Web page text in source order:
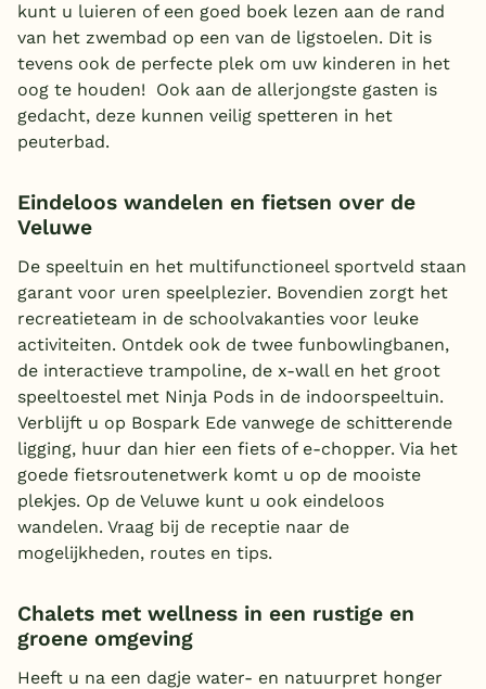
kunt u luieren of een goed boek lezen aan de rand
van het zwembad op een van de ligstoelen. Dit is
tevens ook de perfecte plek om uw kinderen in het
oog te houden! Ook aan de allerjongste gasten is
gedacht, deze kunnen veilig spetteren in het
peuterbad.
Eindeloos wandelen en fietsen over de
Veluwe
De speeltuin en het multifunctioneel sportveld staan
garant voor uren speelplezier. Bovendien zorgt het
recreatieteam in de schoolvakanties voor leuke
activiteiten. Ontdek ook de twee funbowlingbanen,
de interactieve trampoline, de x-wall en het groot
speeltoestel met Ninja Pods in de indoorspeeltuin.
Verblijft u op Bospark Ede vanwege de schitterende
ligging, huur dan hier een fiets of e-chopper. Via het
goede fietsroutenetwerk komt u op de mooiste
plekjes. Op de Veluwe kunt u ook eindeloos
wandelen. Vraag bij de receptie naar de
mogelijkheden, routes en tips.
Chalets met wellness in een rustige en
groene omgeving
Heeft u na een dagje water- en natuurpret honger